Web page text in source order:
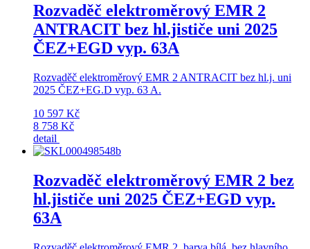
Rozvaděč elektroměrový EMR 2
ANTRACIT bez hl.jističe uni 2025
ČEZ+EGD vyp. 63A
Rozvaděč elektroměrový EMR 2 ANTRACIT bez hl.j. uni
2025 ČEZ+EG.D vyp. 63 A.
10 597 Kč
8 758 Kč
detail
Rozvaděč elektroměrový EMR 2 bez
hl.jističe uni 2025 ČEZ+EGD vyp.
63A